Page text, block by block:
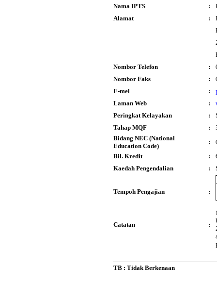
Nama IPTS
:
Alamat
:
Nombor Telefon
:
Nombor Faks
:
E-mel
:
Laman Web
:
Peringkat Kelayakan
:
Tahap MQF
:
Bidang NEC (National
Education Code)
:
Bil. Kredit
:
Kaedah Pengendalian
:
Tempoh Pengajian :
Catatan :
TB : Tidak Berkenaan